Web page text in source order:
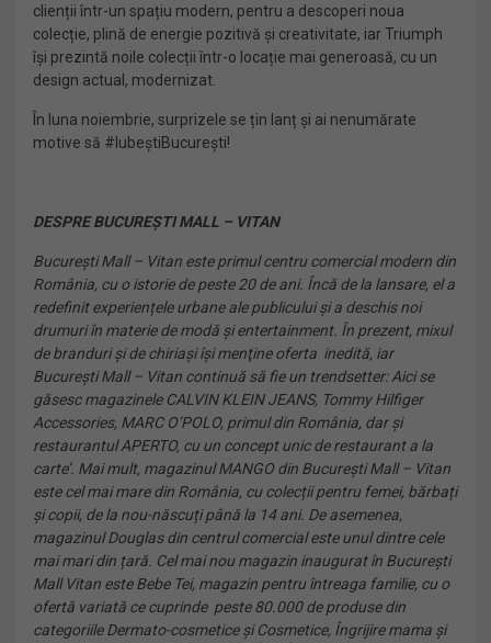
clienții într-un spațiu modern, pentru a descoperi noua
colecție, plină de energie pozitivă și creativitate, iar Triumph
își prezintă noile colecții într-o locație mai generoasă, cu un
design actual, modernizat.
În luna noiembrie, surprizele se țin lanț și ai nenumărate
motive să #IubeștiBucurești!
DESPRE BUCUREȘTI MALL – VITAN
București Mall – Vitan este primul centru comercial modern din
România, cu o istorie de peste 20 de ani. Încă de la lansare, el a
redefinit experiențele urbane ale publicului și a deschis noi
drumuri în materie de modă și entertainment. În prezent, mixul
de branduri și de chiriaşi îşi menţine oferta inedită, iar
București Mall – Vitan continuă să fie un trendsetter: Aici se
găsesc magazinele CALVIN KLEIN JEANS, Tommy Hilfiger
Accessories, MARC O’POLO, primul din România, dar şi
restaurantul APERTO, cu un concept unic de restaurant a la
carte’. Mai mult, magazinul MANGO din București Mall – Vitan
este cel mai mare din România, cu colecții pentru femei, bărbați
și copii, de la nou-născuți până la 14 ani. De asemenea,
magazinul Douglas din centrul comercial este unul dintre cele
mai mari din țară. Cel mai nou magazin inaugurat în București
Mall Vitan este Bebe Tei, magazin pentru întreaga familie, cu o
ofertă variată ce cuprinde peste 80.000 de produse din
categoriile Dermato-cosmetice și Cosmetice, Îngrijire mama și